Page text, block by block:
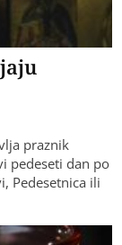
praznik
pedeseti dan po
Pedesetnica ili